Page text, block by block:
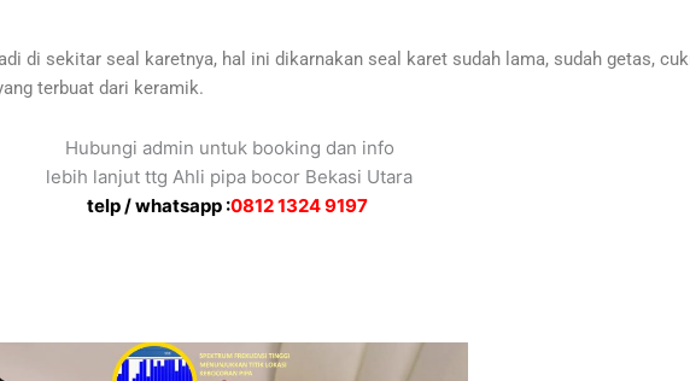
di sekitar seal karetnya, hal ini dikarnakan seal karet sudah lama, sudah getas,
terbuat dari keramik.
Hubungi admin untuk booking dan info
lebih lanjut ttg Ahli pipa bocor Bekasi Utara
telp / whatsapp :0812 1324 9197